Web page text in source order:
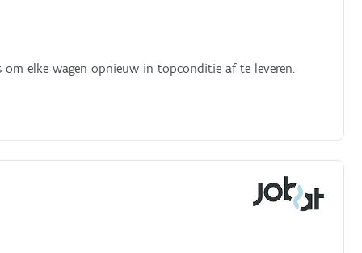
om elke wagen opnieuw in topconditie af te leveren.